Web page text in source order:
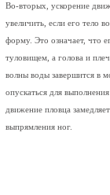
Во-вторых, ускорение
увеличить, если его тело
форму. Это означает, что
туловищем, а голова и
волны воды завершится в
опускаться для
движение пловца
выпрямления ног.